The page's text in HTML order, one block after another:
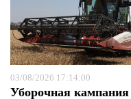
03/08/2026 17:14:00
Уборочная